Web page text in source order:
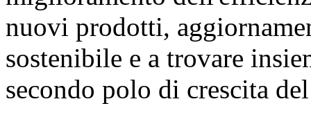
nuovi prodotti,
sostenibile e a trovare
secondo polo di crescita